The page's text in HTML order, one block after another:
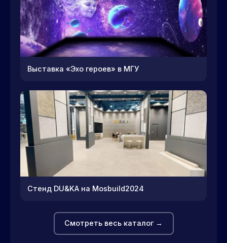
Выставка «Эхо героев» в МГУ
Стенд DU&KA на Mosbuild2024
Смотреть весь каталог →